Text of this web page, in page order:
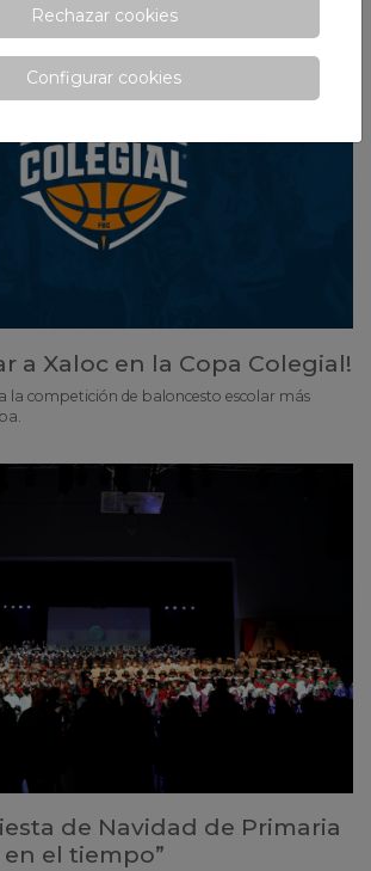
a Xaloc en la Copa Colegial!
la competición de baloncesto escolar más
de Navidad de Primaria
el tiempo”
Rechazar cookies
Configurar cookies